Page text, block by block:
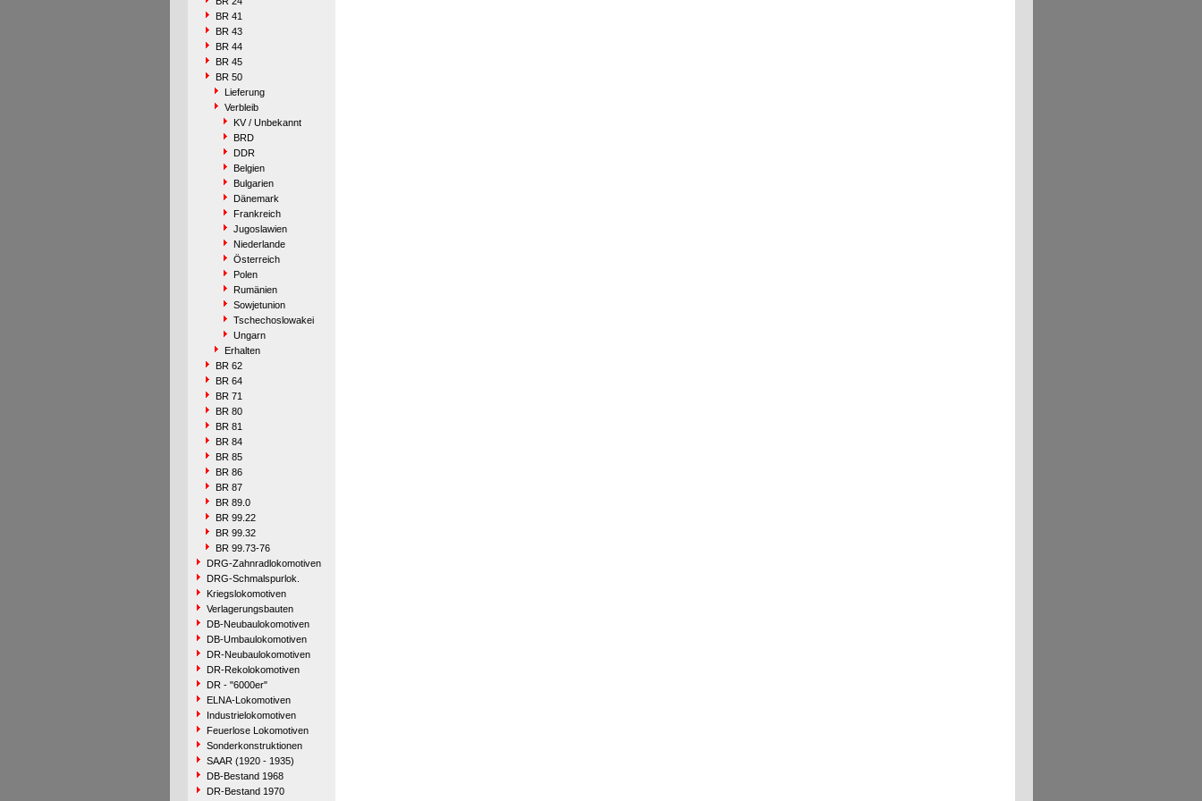
BR 41
BR 43
BR 44
BR 45
BR 50
Lieferung
Verbleib
KV / Unbekannt
BRD
DDR
Belgien
Bulgarien
Dänemark
Frankreich
Jugoslawien
Niederlande
Österreich
Polen
Rumänien
Sowjetunion
Tschechoslowakei
Ungarn
Erhalten
BR 62
BR 64
BR 71
BR 80
BR 81
BR 84
BR 85
BR 86
BR 87
BR 89.0
BR 99.22
BR 99.32
BR 99.73-76
DRG-Zahnradlokomotiven
DRG-Schmalspurlok.
Kriegslokomotiven
Verlagerungsbauten
DB-Neubaulokomotiven
DB-Umbaulokomotiven
DR-Neubaulokomotiven
DR-Rekolokomotiven
DR - "6000er"
ELNA-Lokomotiven
Industrielokomotiven
Feuerlose Lokomotiven
Sonderkonstruktionen
SAAR (1920 - 1935)
DB-Bestand 1968
DR-Bestand 1970